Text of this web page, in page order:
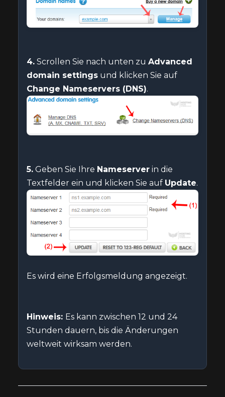
4. Scrollen Sie nach unten zu Advanced
domain settings und klicken Sie auf
Change Nameservers (DNS).
5. Geben Sie Ihre Nameserver in die
Textfelder ein und klicken Sie auf Update.
Es wird eine Erfolgsmeldung angezeigt.
Hinweis: Es kann zwischen 12 und 24
Stunden dauern, bis die Änderungen
weltweit wirksam werden.